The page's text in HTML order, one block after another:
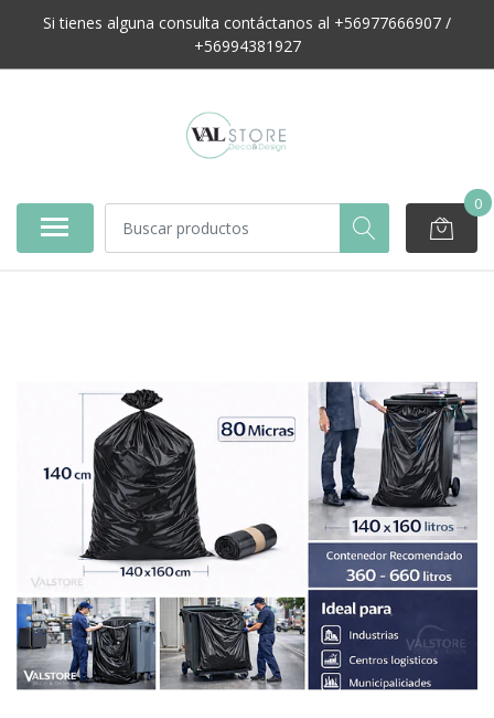
Si tienes alguna consulta contáctanos al +56977666907 /
+56994381927
0